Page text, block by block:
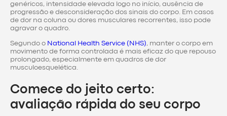
genéricos, intensidade elevada logo no início, ausência de
progressão e desconsideração dos sinais do corpo. Em casos
de dor na coluna ou dores musculares recorrentes, isso pode
agravar o quadro.
Segundo o National Health Service (NHS), manter o corpo em
movimento de forma controlada é mais eficaz do que repouso
prolongado, especialmente em quadros de dor
musculoesquelética.
Comece do jeito certo:
avaliação rápida do seu corpo